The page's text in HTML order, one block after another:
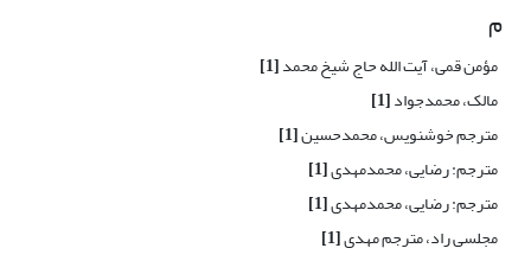
م
مؤمن قمی، آیت الله حاج شیخ محمد[1]
مالک، محمدجواد[1]
مترجم خوشنویس، محمدحسین[1]
مترجم: رضایی، محمدمهدی[1]
مترجم: رضایی، محمدمهدی[1]
مجلسی راد، مترجم مهدی[1]